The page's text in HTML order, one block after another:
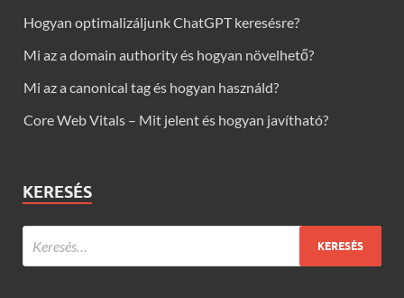
Hogyan optimalizáljunk ChatGPT keresésre?
Mi az a domain authority és hogyan növelhető?
Mi az a canonical tag és hogyan használd?
Core Web Vitals – Mit jelent és hogyan javítható?
KERESÉS